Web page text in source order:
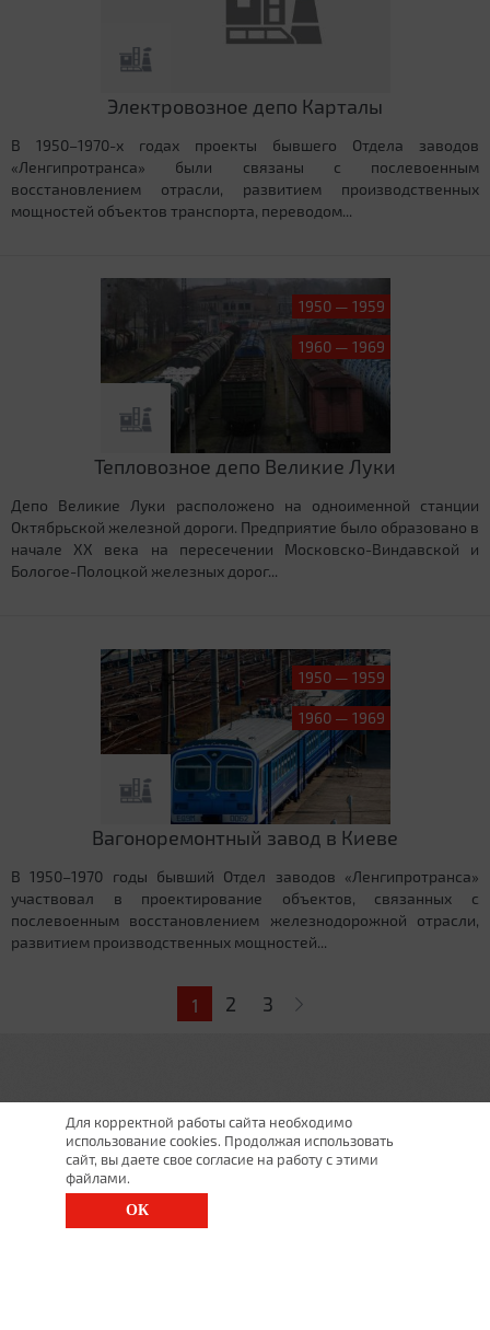
Электровозное депо Карталы
В 1950–1970-х годах проекты бывшего Отдела заводов
«Ленгипротранса» были связаны с послевоенным
восстановлением отрасли, развитием производственных
мощностей объектов транспорта, переводом...
1950 — 1959
1960 — 1969
Тепловозное депо Великие Луки
Депо Великие Луки расположено на одноименной станции
Октябрьской железной дороги. Предприятие было образовано в
начале XX века на пересечении Московско-Виндавской и
Бологое-Полоцкой железных дорог...
1950 — 1959
1960 — 1969
Вагоноремонтный завод в Киеве
В 1950–1970 годы бывший Отдел заводов «Ленгипротранса»
участвовал в проектирование объектов, связанных с
послевоенным восстановлением железнодорожной отрасли,
развитием производственных мощностей...
1 2 3
Для корректной работы сайта необходимо
использование cookies. Продолжая использовать
сайт, вы даете свое согласие на работу с этими
файлами.
ОК